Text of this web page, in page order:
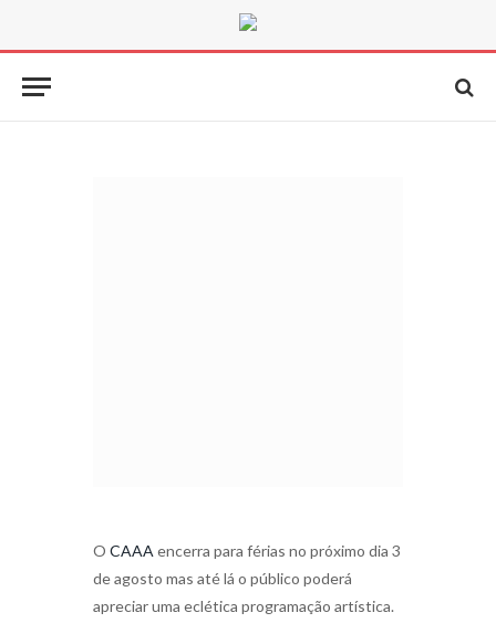
O CAAA encerra para férias no próximo dia 3
de agosto mas até lá o público poderá
apreciar uma eclética programação artística.